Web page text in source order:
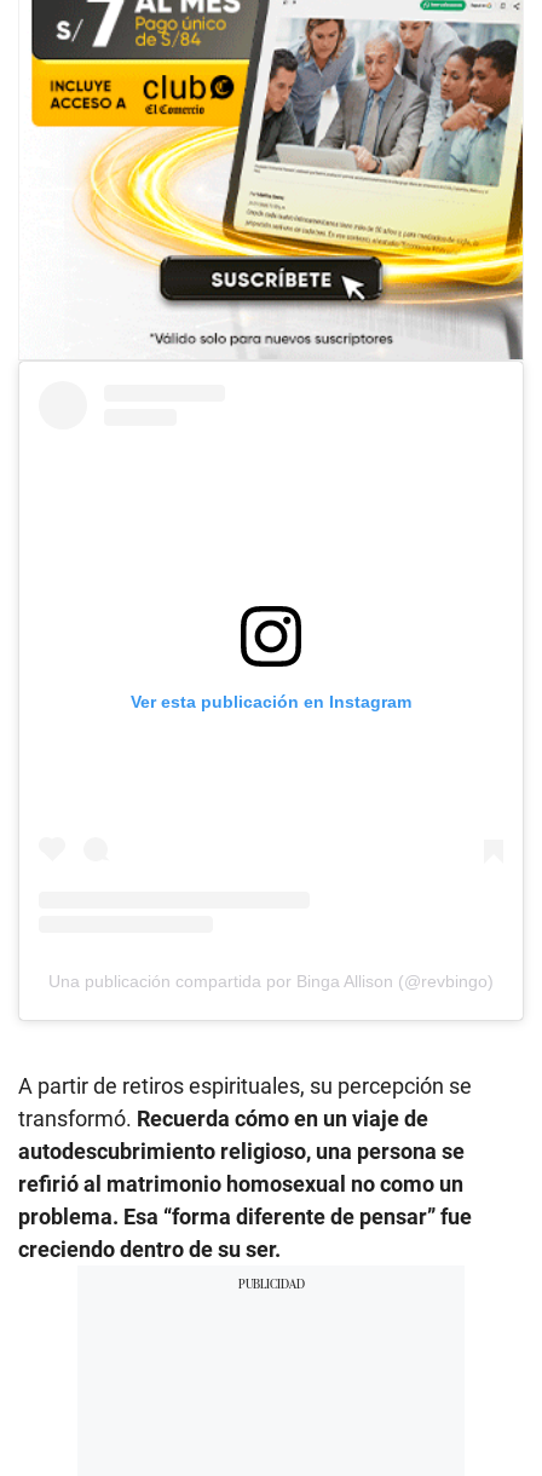
Ver esta publicación en Instagram
Una publicación compartida por Binga Allison (@revbingo)
A partir de retiros espirituales, su percepción se
transformó. Recuerda cómo en un viaje de
autodescubrimiento religioso, una persona se
refirió al matrimonio homosexual no como un
problema. Esa “forma diferente de pensar” fue
creciendo dentro de su ser.